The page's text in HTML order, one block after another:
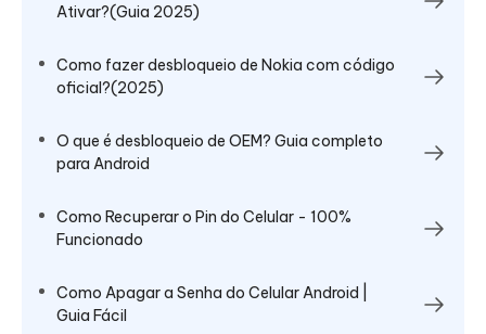
Ativar?(Guia 2025)
Como fazer desbloqueio de Nokia com código
oficial?(2025)
O que é desbloqueio de OEM? Guia completo
para Android
Como Recuperar o Pin do Celular - 100%
Funcionado
Como Apagar a Senha do Celular Android |
Guia Fácil